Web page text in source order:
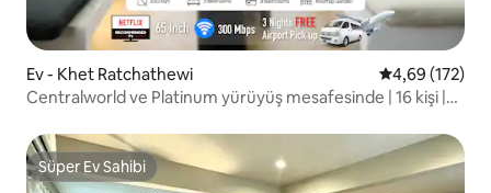
Ev - Khet Ratchathewi 5 üzerinden
4,69 (172)
Centralworld ve Platinum yürüyüş mesafesinde | 16 kişi |
Süper Ev Sahibi
Süper Ev Sahibi